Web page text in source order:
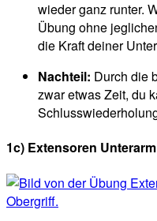
wieder ganz runter.
Übung ohne
die Kraft deiner
Nachteil: Durch die
zwar etwas Zeit, du
1c) Extensoren